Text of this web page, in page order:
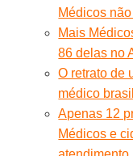
Médicos
Mais
86 delas no
O retrato de
médico
Apenas 12
Médicos e